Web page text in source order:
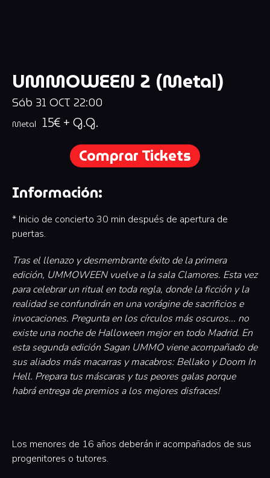
UMMOWEEN 2 (Metal)
Sáb 31 OCT 22:00
Metal 15€ + G.G.
Comprar Tickets
Información:
* Inicio de concierto 30 min después de apertura de
puertas.
Tras el llenazo y desmembrante éxito de la primera
edición, UMMOWEEN vuelve a la sala Clamores. Esta vez
para celebrar un ritual en toda regla, donde la ficción y la
realidad se confundirán en una vorágine de sacrificios e
invocaciones. Pregunta en los círculos más oscuros... no
existe una noche de Halloween mejor en todo Madrid. En
esta segunda edición Sagan UMMO viene acompañado de
sus aliados más macarras y macabros: Bellako y Doom In
Hell. Prepara tus máscaras y tus peores galas porque
habrá entrega de premios a los mejores disfraces!
Los menores de 16 años deberán ir acompañados de sus
progenitores o tutores.